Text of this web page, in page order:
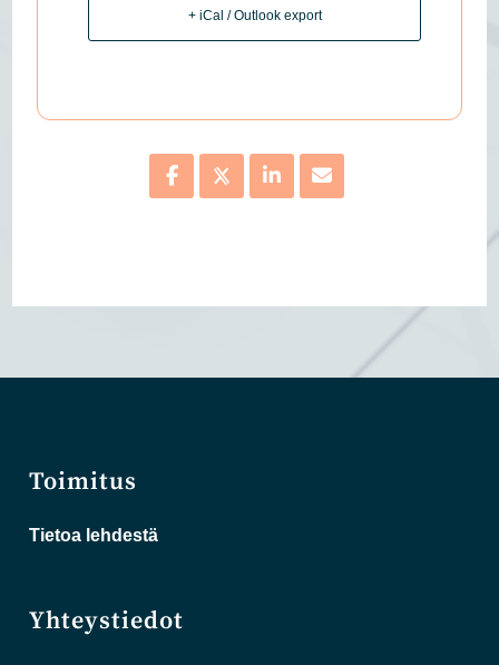
+ iCal / Outlook export
Toimitus
Tietoa lehdestä
Yhteystiedot